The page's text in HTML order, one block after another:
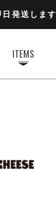
発送します
ITEMS